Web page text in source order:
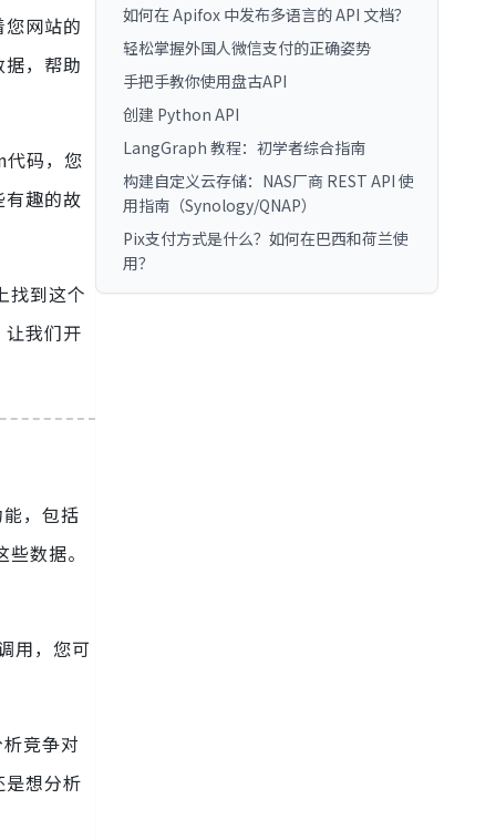
网站的
，帮助
码，您
趣的故
找到这个
我们开
，包括
数据。
用，您可
竞争对
想分析
如何在 Apifox 中发布多语言的 API 文档？
轻松掌握外国人微信支付的正确姿势
手把手教你使用盘古API
创建 Python API
LangGraph 教程：初学者综合指南
构建自定义云存储：NAS厂商 REST API 使
用指南（Synology/QNAP）
Pix支付方式是什么？如何在巴西和荷兰使
用？